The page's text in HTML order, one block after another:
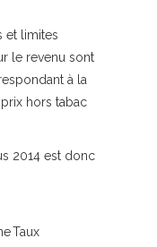
et limites
le revenu sont
à la
hors tabac
2014 est donc
Taux